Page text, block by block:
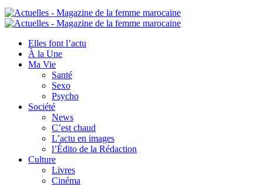
Elles font l’actu
À la Une
Ma Vie
Santé
Sexo
Psycho
Société
News
C’est chaud
L’actu en images
l’Édito de la Rédaction
Culture
Livres
Cinéma